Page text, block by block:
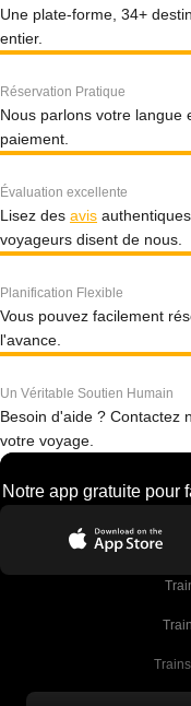
Une plate-forme, 34+
entier.
Réservation Pratique
Nous parlons votre langue
paiement.
Évaluation excellente
Lisez des avis
voyageurs disent de nous.
Planification Flexible
Vous pouvez facilement
l'avance.
Un Véritable Soutien Humain
Besoin d'aide ? Contactez
votre voyage.
Notre app gratuite pour